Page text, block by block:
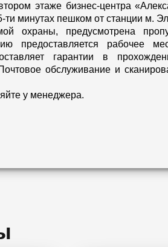
этаже бизнес-центра
ти минутах пешком от станции м.
охраны, предусмотрена
предоставляется рабочее
гарантии в
обслуживание и
у менеджера.